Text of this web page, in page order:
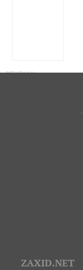
ZAXID.NET